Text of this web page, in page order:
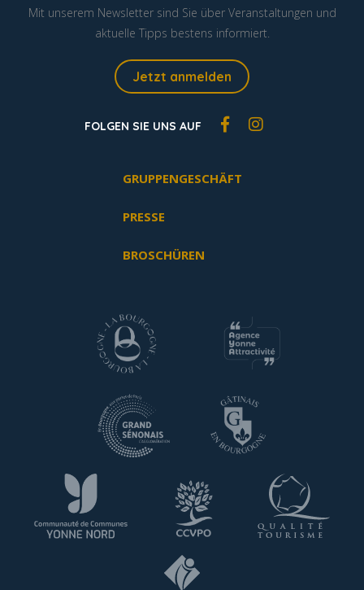
Mit unserem Newsletter sind Sie über Veranstaltungen und
aktuelle Tipps bestens informiert.
Jetzt anmelden
FOLGEN SIE UNS AUF
GRUPPENGESCHÄFT
PRESSE
BROSCHÜREN